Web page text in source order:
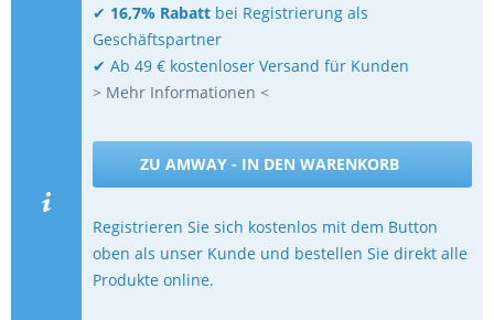
✔ 16,7% Rabatt bei Registrierung als
Geschäftspartner
✔ Ab 49 € kostenloser Versand für Kunden
> Mehr Informationen <
ZU AMWAY - IN DEN WARENKORB
Registrieren Sie sich kostenlos mit dem Button
oben als unser Kunde und bestellen Sie direkt alle
Produkte online.